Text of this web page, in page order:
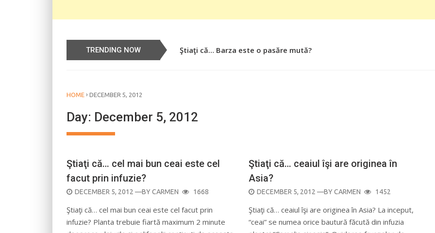
TRENDING NOW Ştiaţi că… Barza este o pasăre mută?
Știați că… Roşiile îsi păstrează substanţele benefice organismului
HOME › DECEMBER 5, 2012
Day: December 5, 2012
Ştiaţi că… cel mai bun ceai este cel
facut prin infuzie?
POSTED
DECEMBER 5, 2012 —BYCARMEN 1668
Ştiaţi că… cel mai bun ceai este cel facut prin
infuzie? Planta trebuie fiartă maximum 2 minute
Ştiaţi că… ceaiul îşi are originea în
Asia?
POSTED
DECEMBER 5, 2012 —BYCARMEN 1452
Ştiaţi că… ceaiul îşi are originea în Asia? La inceput,
“ceai” se numea orice bautură făcută din infuzia